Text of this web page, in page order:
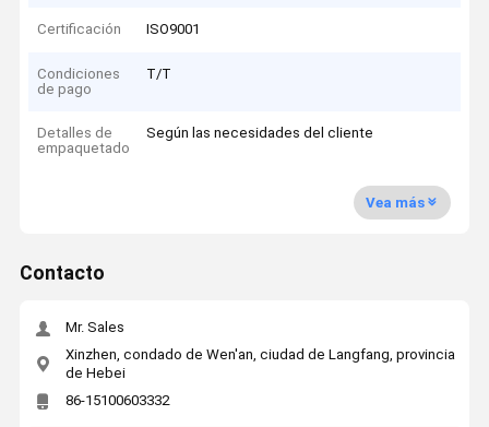
Certificación ISO9001
Condiciones
de pago
T/T
Detalles de
empaquetado
Según las necesidades del cliente
Vea más
Contacto
Mr. Sales
Xinzhen, condado de Wen'an, ciudad de Langfang, provincia
de Hebei
86-15100603332